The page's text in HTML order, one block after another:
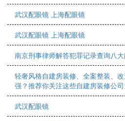
武汉配眼镜 上海配眼镜
武汉配眼镜 上海配眼镜
南京刑事律师解答犯罪记录查询八
轻奢风格自建房装修、全案整装、
强？推荐你关注这些自建房装修公司
武汉配眼镜